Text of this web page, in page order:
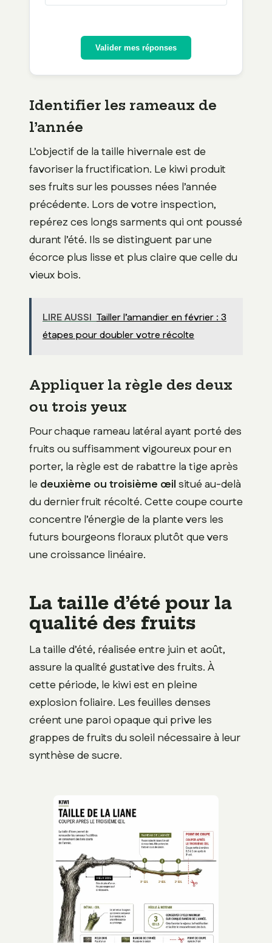
Valider mes réponses
Identifier les rameaux de
l’année
L’objectif de la taille hivernale est de
favoriser la fructification. Le kiwi produit
ses fruits sur les pousses nées l’année
précédente. Lors de votre inspection,
repérez ces longs sarments qui ont poussé
durant l’été. Ils se distinguent par une
écorce plus lisse et plus claire que celle du
vieux bois.
LIRE AUSSI Tailler l’amandier en février : 3
étapes pour doubler votre récolte
Appliquer la règle des deux
ou trois yeux
Pour chaque rameau latéral ayant porté des
fruits ou suffisamment vigoureux pour en
porter, la règle est de rabattre la tige après
ledeuxième ou troisième œilsitué au-delà
du dernier fruit récolté. Cette coupe courte
concentre l’énergie de la plante vers les
futurs bourgeons floraux plutôt que vers
une croissance linéaire.
La taille d’été pour la
qualité des fruits
La taille d’été, réalisée entre juin et août,
assure la qualité gustative des fruits. À
cette période, le kiwi est en pleine
explosion foliaire. Les feuilles denses
créent une paroi opaque qui prive les
grappes de fruits du soleil nécessaire à leur
synthèse de sucre.